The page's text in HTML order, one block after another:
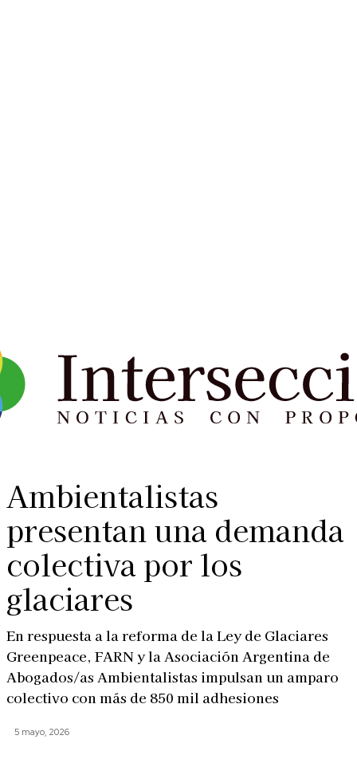
Ambientalistas
presentan una demanda
colectiva por los
glaciares
En respuesta a la reforma de la Ley de Glaciares
Greenpeace, FARN y la Asociación Argentina de
Abogados/as Ambientalistas impulsan un amparo
colectivo con más de 850 mil adhesiones
5 mayo, 2026